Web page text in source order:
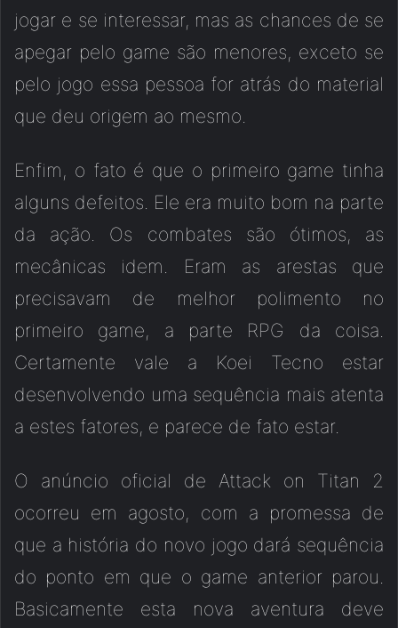
jogar e se interessar, mas as chances de se
apegar pelo game são menores, exceto se
pelo jogo essa pessoa for atrás do material
que deu origem ao mesmo.
Enfim, o fato é que o primeiro game tinha
alguns defeitos. Ele era muito bom na parte
da ação. Os combates são ótimos, as
mecânicas idem. Eram as arestas que
precisavam de melhor polimento no
primeiro game, a parte RPG da coisa.
Certamente vale a Koei Tecno estar
desenvolvendo uma sequência mais atenta
a estes fatores, e parece de fato estar.
O anúncio oficial de Attack on Titan 2
ocorreu em agosto, com a promessa de
que a história do novo jogo dará sequência
do ponto em que o game anterior parou.
Basicamente esta nova aventura deve